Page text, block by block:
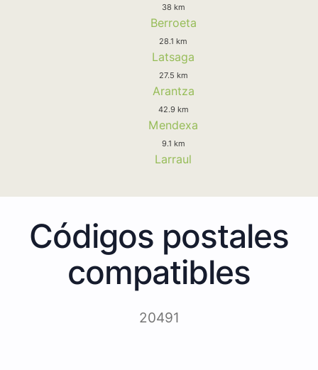
38 km
Berroeta
28.1 km
Latsaga
27.5 km
Arantza
42.9 km
Mendexa
9.1 km
Larraul
Códigos postales
compatibles
20491